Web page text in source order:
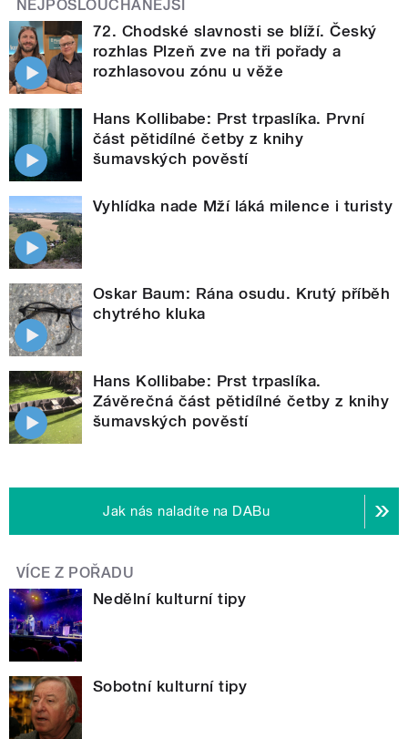
NEJPOSLOUCHANĚJŠÍ
72. Chodské slavnosti se blíží. Český
rozhlas Plzeň zve na tři pořady a
rozhlasovou zónu u věže
Hans Kollibabe: Prst trpaslíka. První
část pětidílné četby z knihy
šumavských pověstí
Vyhlídka nade Mží láká milence i turisty
Oskar Baum: Rána osudu. Krutý příběh
chytrého kluka
Hans Kollibabe: Prst trpaslíka.
Závěrečná část pětidílné četby z knihy
šumavských pověstí
Jak nás naladíte na DABu
VÍCE Z POŘADU
Nedělní kulturní tipy
Sobotní kulturní tipy